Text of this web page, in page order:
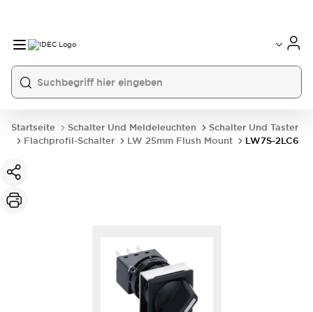
Startseite Schalter Und Meldeleuchten
Schalter Und Taster
Flachprofil-Schalter
LW 25mm Flush Mount LW7S-2LC6